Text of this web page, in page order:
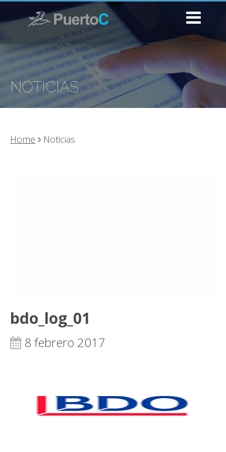
NOTICIAS
Home Noticias
bdo_log_01
8 febrero 2017